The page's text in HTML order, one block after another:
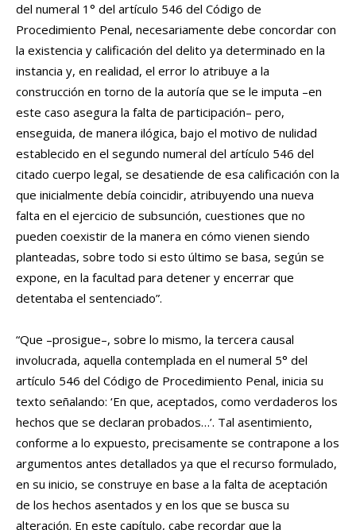
del numeral 1° del artículo 546 del Código de
Procedimiento Penal, necesariamente debe concordar con
la existencia y calificación del delito ya determinado en la
instancia y, en realidad, el error lo atribuye a la
construcción en torno de la autoría que se le imputa –en
este caso asegura la falta de participación– pero,
enseguida, de manera ilógica, bajo el motivo de nulidad
establecido en el segundo numeral del artículo 546 del
citado cuerpo legal, se desatiende de esa calificación con la
que inicialmente debía coincidir, atribuyendo una nueva
falta en el ejercicio de subsunción, cuestiones que no
pueden coexistir de la manera en cómo vienen siendo
planteadas, sobre todo si esto último se basa, según se
expone, en la facultad para detener y encerrar que
detentaba el sentenciado”.
“Que –prosigue–, sobre lo mismo, la tercera causal
involucrada, aquella contemplada en el numeral 5° del
artículo 546 del Código de Procedimiento Penal, inicia su
texto señalando: ‘En que, aceptados, como verdaderos los
hechos que se declaran probados…’. Tal asentimiento,
conforme a lo expuesto, precisamente se contrapone a los
argumentos antes detallados ya que el recurso formulado,
en su inicio, se construye en base a la falta de aceptación
de los hechos asentados y en los que se busca su
alteración. En este capítulo, cabe recordar que la